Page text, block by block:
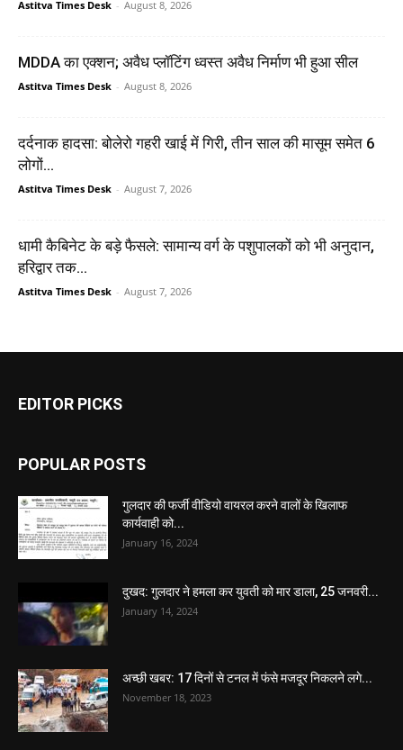
Astitva Times Desk - August 8, 2026
MDDA का एक्शन; अवैध प्लॉटिंग ध्वस्त अवैध निर्माण भी हुआ सील
Astitva Times Desk - August 8, 2026
दर्दनाक हादसा: बोलेरो गहरी खाई में गिरी, तीन साल की मासूम समेत 6
लोगों...
Astitva Times Desk - August 7, 2026
धामी कैबिनेट के बड़े फैसले: सामान्य वर्ग के पशुपालकों को भी अनुदान,
हरिद्वार तक...
Astitva Times Desk - August 7, 2026
EDITOR PICKS
POPULAR POSTS
गुलदार की फर्जी वीडियो वायरल करने वालों के खिलाफ
कार्यवाही को...
January 16, 2024
दुखद: गुलदार ने हमला कर युवती को मार डाला, 25 जनवरी...
January 14, 2024
अच्छी खबर: 17 दिनों से टनल में फंसे मजदूर निकलने लगे...
November 18, 2023